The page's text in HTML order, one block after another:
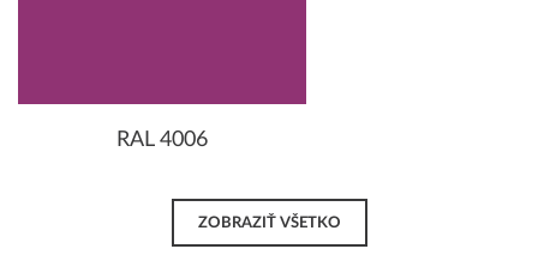
RAL 4006
ZOBRAZIŤ VŠETKO